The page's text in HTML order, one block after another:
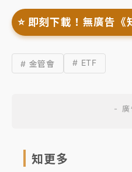
⭐️ 即刻下載！無廣告
# 金管會 # ETF
知更多